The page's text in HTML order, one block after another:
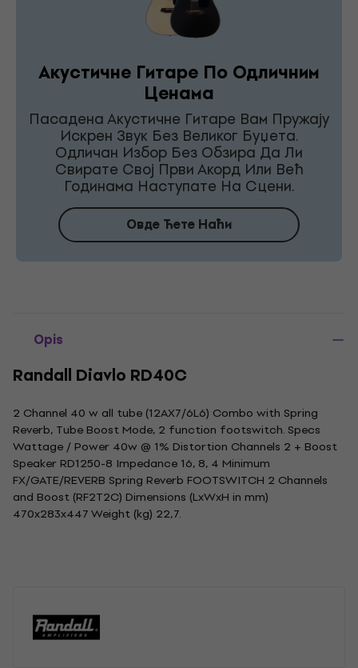
Акустичне Гитаре По Одличним
Ценама
Пасадена Акустичне Гитаре Вам Пружају
Искрен Звук Без Великог Буџета.
Одличан Избор Без Обзира Да Ли
Свирате Свој Први Акорд Или Већ
Годинама Наступате На Сцени.
Овде Ћете Наћи
Opis
Randall Diavlo RD40C
2 Channel 40 w all tube (12AX7/6L6) Combo with Spring
Reverb, Tube Boost Mode, 2 function footswitch. Specs
Wattage / Power 40w @ 1% Distortion Channels 2 + Boost
Speaker RD1250-8 Impedance 16, 8, 4 Minimum
FX/GATE/REVERB Spring Reverb FOOTSWITCH 2 Channels
and Boost (RF2T2C) Dimensions (LxWxH in mm)
470x283x447 Weight (kg) 22,7.